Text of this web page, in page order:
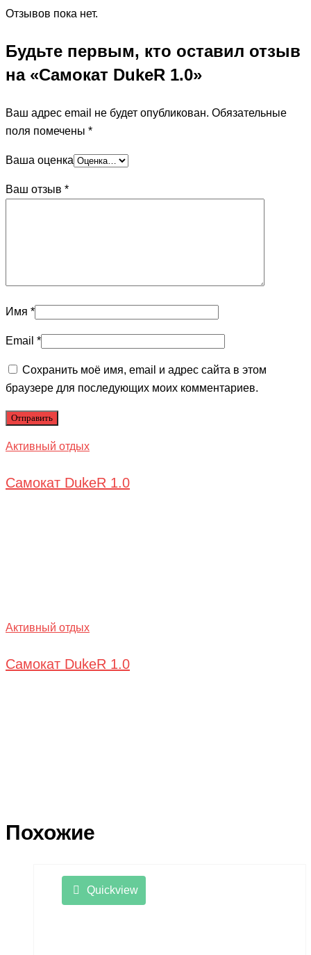
Отзывов пока нет.
Будьте первым, кто оставил отзыв
на «Самокат DukeR 1.0»
Ваш адрес email не будет опубликован. Обязательные
поля помечены *
Ваша оценка
Ваш отзыв *
Имя *
Email *
Сохранить моё имя, email и адрес сайта в этом
браузере для последующих моих комментариев.
Активный отдых
Самокат DukeR 1.0
Активный отдых
Самокат DukeR 1.0
Похожие
Quickview